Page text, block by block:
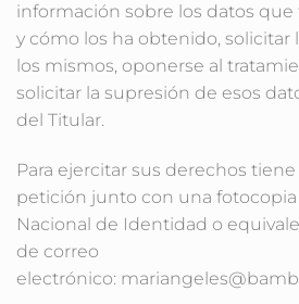
información sobre los datos
y cómo los ha obtenido, solicitar
los mismos, oponerse al
solicitar la supresión de esos
del Titular.
Para ejercitar sus derechos
petición junto con una
Nacional de Identidad o
de correo
electrónico: